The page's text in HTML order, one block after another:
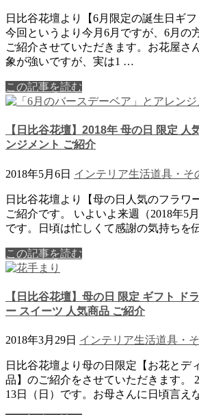
日比谷花壇より【6月限定の誕生日ギフ
今回というより今月6月ですが、6月の
ご紹介させていただきます。お花屋さ
象が強いですが、実は1 …
この記事を読む
【日比谷花壇】2018年 母の日 限定 人
ンジメント ご紹介
2018年5月6日 インテリア生活道具・そ
日比谷花壇より【母の日人気のフラワ
ご紹介です。 いよいよ来週（2018年5
です。日頃は忙しくて感謝の気持ちを
この記事を読む
【日比谷花壇】母の日 限定 ギフト ド
ー スイーツ 人気商品 ご紹介
2018年3月29日 インテリア生活道具・
日比谷花壇より母の日限定【お花とデ
品】のご紹介をさせていただきます。
13日（日）です。お母さんに日頃言え